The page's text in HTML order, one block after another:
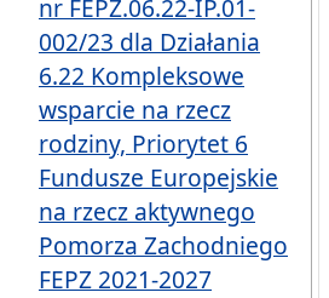
nr FEPZ.06.22-IP.01-
002/23 dla Działania
6.22 Kompleksowe
wsparcie na rzecz
rodziny, Priorytet 6
Fundusze Europejskie
na rzecz aktywnego
Pomorza Zachodniego
FEPZ 2021-2027